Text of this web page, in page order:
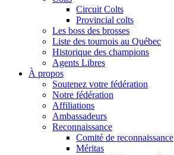
Circuit Colts
Provincial colts
Les boss des brosses
Liste des tournois au Québec
Historique des champions
Agents Libres
À propos
Soutenez votre fédération
Notre fédération
Affiliations
Ambassadeurs
Reconnaissance
Comité de reconnaissance
Méritas